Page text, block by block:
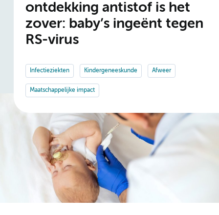
ontdekking antistof is het
zover: baby’s ingeënt tegen
RS-virus
Infectieziekten Kindergeneeskunde Afweer
Maatschappelijke impact